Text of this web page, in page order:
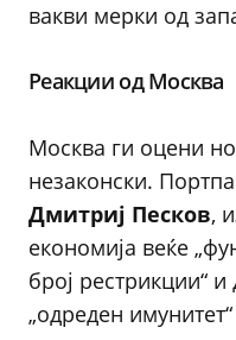
вакви мерки од
Реакции од Москва
Москва ги оцени
незаконски.
Дмитриј Песков,
економија веќе
број рестрикции“ и
„одреден